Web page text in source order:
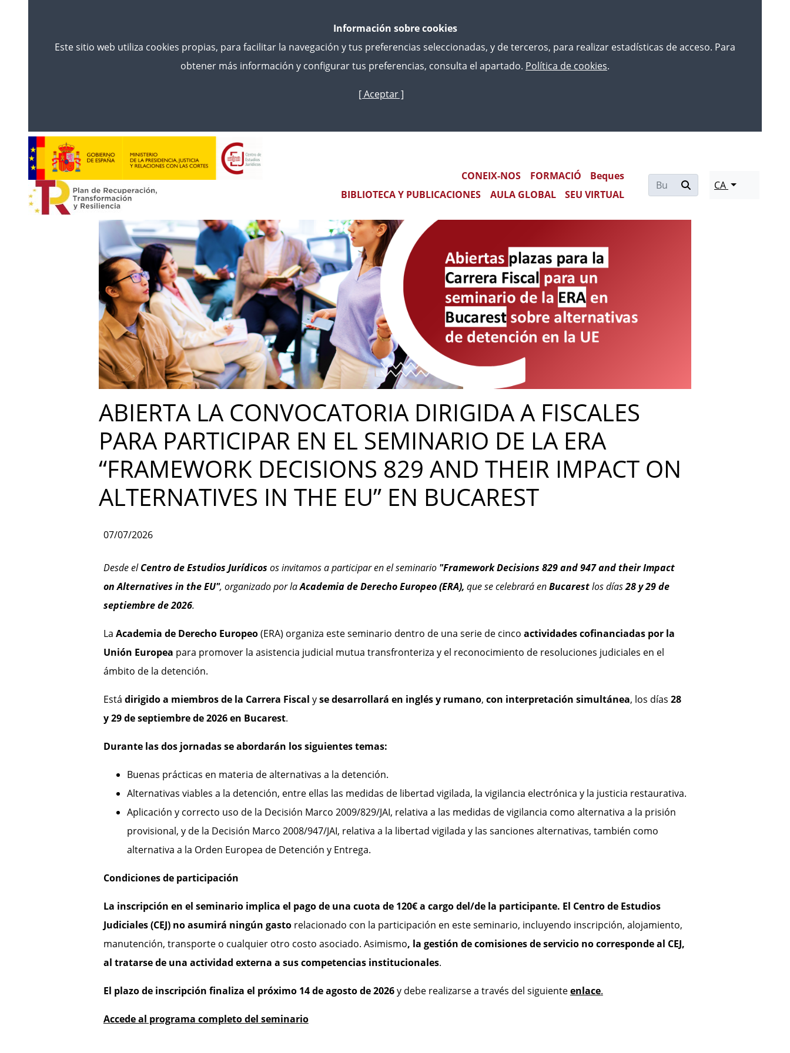
Vés
contingut
Información sobre cookies
Este sitio web utiliza cookies propias, para facilitar la navegación y tus preferencias seleccionadas, y de terceros, para realizar estadísticas de acceso. Para
obtener más información y configurar tus preferencias, consulta el apartado. Política de cookies.
[ Aceptar ]
Main navigation
CONEIX-NOS FORMACIÓ
Beques
BIBLIOTECA Y PUBLICACIONES
AULA GLOBAL SEU VIRTUAL
CA
ABIERTA LA CONVOCATORIA DIRIGIDA A FISCALES PARA PARTICIPAR EN EL SEMINARIO DE LA ERA “FRAMEWORK
DECISIONS 829 AND THEIR IMPACT ON ALTERNATIVES IN THE EU” EN BUCAREST
ABIERTA LA CONVOCATORIA DIRIGIDA A FISCALES
PARA PARTICIPAR EN EL SEMINARIO DE LA ERA
“FRAMEWORK DECISIONS 829 AND THEIR IMPACT ON
ALTERNATIVES IN THE EU” EN BUCAREST
07/07/2026
Desde elCentro de Estudios Jurídicos os invitamos a participar en el seminario "Framework Decisions 829 and 947 and their Impact
on Alternatives in the EU", organizado por laAcademia de Derecho Europeo (ERA), que se celebrará enBucarestlos días28 y 29 de
septiembre de 2026.
La Academia de Derecho Europeo(ERA) organiza este seminario dentro de una serie de cinco actividades cofinanciadas por la
Unión Europea para promover la asistencia judicial mutua transfronteriza y el reconocimiento de resoluciones judiciales en el
ámbito de la detención.
Está dirigido a miembros de la Carrera Fiscal yse desarrollará en inglés y rumano, con interpretación simultánea, los días 28
y 29 de septiembre de 2026 en Bucarest.
Durante las dos jornadas se abordarán los siguientes temas:
Buenas prácticas en materia de alternativas a la detención.
Alternativas viables a la detención, entre ellas las medidas de libertad vigilada, la vigilancia electrónica y la justicia restaurativa.
Aplicación y correcto uso de la Decisión Marco 2009/829/JAI, relativa a las medidas de vigilancia como alternativa a la prisión
provisional, y de la Decisión Marco 2008/947/JAI, relativa a la libertad vigilada y las sanciones alternativas, también como
alternativa a la Orden Europea de Detención y Entrega.
Condiciones de participación
La inscripción en el seminario implica el pago de una cuota de 120€ a cargo del/de la participante. El Centro de Estudios
Judiciales (CEJ) no asumirá ningún gastorelacionado con la participación en este seminario, incluyendo inscripción, alojamiento,
manutención, transporte o cualquier otro costo asociado. Asimismo, la gestión de comisiones de servicio no corresponde al CEJ,
al tratarse de una actividad externa a sus competencias institucionales.
El plazo de inscripción finaliza el próximo 14 de agostode 2026y debe realizarse a través del siguienteenlace.
Accede al programa completo del seminario